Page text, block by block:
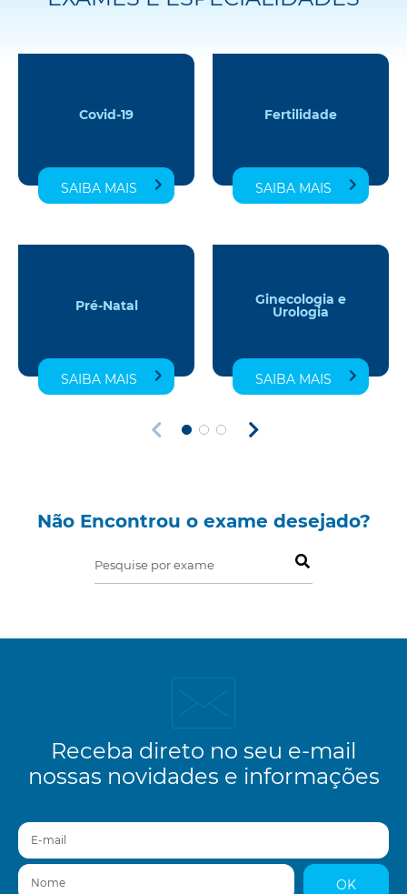
Covid-19
SAIBA MAIS
Pré-Natal
SAIBA MAIS
Fertilidade
SAIBA MAIS
Ginecologia e
Urologia
SAIBA MAIS
Não Encontrou o exame desejado?
Pesquise por exame
Receba direto no seu e-mail
nossas novidades e informações
E-mail
Nome
OK